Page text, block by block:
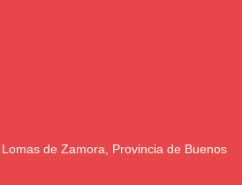
de Zamora, Provincia de Buenos